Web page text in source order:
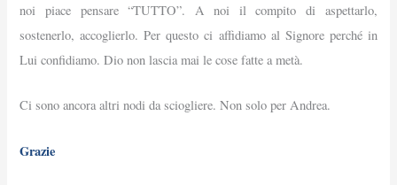
noi piace pensare “TUTTO”. A noi il compito di aspettarlo,
sostenerlo, accoglierlo. Per questo ci affidiamo al Signore perché in
Lui confidiamo. Dio non lascia mai le cose fatte a metà.
Ci sono ancora altri nodi da sciogliere. Non solo per Andrea.
Grazie